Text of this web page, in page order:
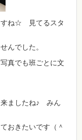
すね☆ 見てるスタ
んでした。
真でも班ごとに文
来ましたね♪ みん
おきたいです（＾